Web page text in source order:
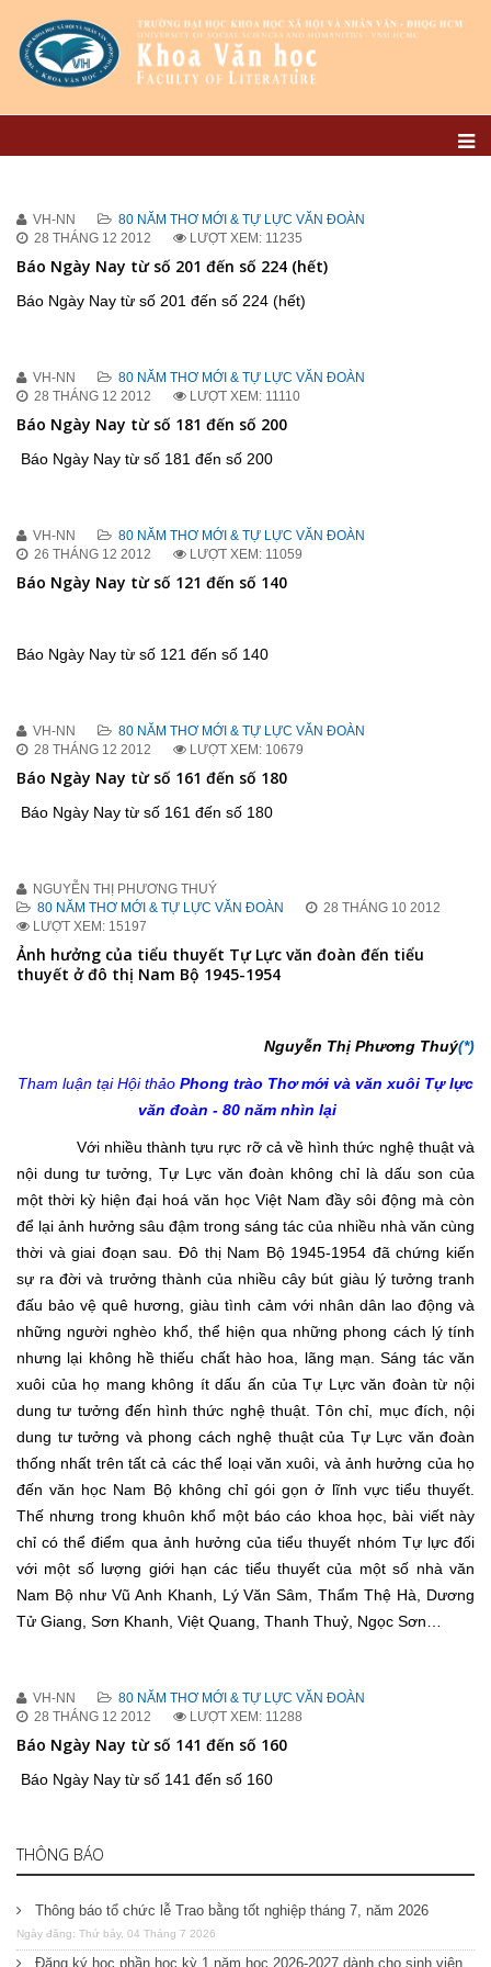
VH-NN
80 NĂM THƠ MỚI & TỰ LỰC VĂN ĐOÀN
28 THÁNG 12 2012
LƯỢT XEM: 11235
Báo Ngày Nay từ số 201 đến số 224 (hết)
Báo Ngày Nay từ số 201 đến số 224 (hết)
VH-NN
80 NĂM THƠ MỚI & TỰ LỰC VĂN ĐOÀN
28 THÁNG 12 2012
LƯỢT XEM: 11110
Báo Ngày Nay từ số 181 đến số 200
Báo Ngày Nay từ số 181 đến số 200
VH-NN
80 NĂM THƠ MỚI & TỰ LỰC VĂN ĐOÀN
26 THÁNG 12 2012
LƯỢT XEM: 11059
Báo Ngày Nay từ số 121 đến số 140
Báo Ngày Nay từ số 121 đến số 140
VH-NN
80 NĂM THƠ MỚI & TỰ LỰC VĂN ĐOÀN
28 THÁNG 12 2012
LƯỢT XEM: 10679
Báo Ngày Nay từ số 161 đến số 180
Báo Ngày Nay từ số 161 đến số 180
NGUYỄN THỊ PHƯƠNG THUÝ
80 NĂM THƠ MỚI & TỰ LỰC VĂN ĐOÀN
28 THÁNG 10 2012
LƯỢT XEM: 15197
Ảnh hưởng của tiểu thuyết Tự Lực văn đoàn đến tiểu
thuyết ở đô thị Nam Bộ 1945-1954
Nguyễn Thị Phương Thuý(*)
Tham luận tại Hội thảo Phong trào Thơ mới và văn xuôi Tự lực
văn đoàn - 80 năm nhìn lại
Với nhiều thành tựu rực rỡ cả về hình thức nghệ thuật và
nội dung tư tưởng, Tự Lực văn đoàn không chỉ là dấu son của
một thời kỳ hiện đại hoá văn học Việt Nam đầy sôi động mà còn
để lại ảnh hưởng sâu đậm trong sáng tác của nhiều nhà văn cùng
thời và giai đoạn sau. Đô thị Nam Bộ 1945-1954 đã chứng kiến
sự ra đời và trưởng thành của nhiều cây bút giàu lý tưởng tranh
đấu bảo vệ quê hương, giàu tình cảm với nhân dân lao động và
những người nghèo khổ, thể hiện qua những phong cách lý tính
nhưng lại không hề thiếu chất hào hoa, lãng mạn. Sáng tác văn
xuôi của họ mang không ít dấu ấn của Tự Lực văn đoàn từ nội
dung tư tưởng đến hình thức nghệ thuật. Tôn chỉ, mục đích, nội
dung tư tưởng và phong cách nghệ thuật của Tự Lực văn đoàn
thống nhất trên tất cả các thể loại văn xuôi, và ảnh hưởng của họ
đến văn học Nam Bộ không chỉ gói gọn ở lĩnh vực tiểu thuyết.
Thế nhưng trong khuôn khổ một báo cáo khoa học, bài viết này
chỉ có thể điểm qua ảnh hưởng của tiểu thuyết nhóm Tự lực đối
với một số lượng giới hạn các tiểu thuyết của một số nhà văn
Nam Bộ như Vũ Anh Khanh, Lý Văn Sâm, Thẩm Thệ Hà, Dương
Tử Giang, Sơn Khanh, Việt Quang, Thanh Thuỷ, Ngọc Sơn…
VH-NN
80 NĂM THƠ MỚI & TỰ LỰC VĂN ĐOÀN
28 THÁNG 12 2012
LƯỢT XEM: 11288
Báo Ngày Nay từ số 141 đến số 160
Báo Ngày Nay từ số 141 đến số 160
THÔNG BÁO
Thông báo tổ chức lễ Trao bằng tốt nghiệp tháng 7, năm 2026
Ngày đăng: Thứ bảy, 04 Tháng 7 2026
Đăng ký học phần học kỳ 1 năm học 2026-2027 dành cho sinh viên